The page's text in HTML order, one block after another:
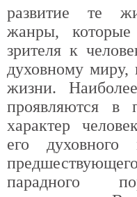
развитие те
жанры,
зрителя к
духовному миру,
жизни.
проявляются в
характер
его
парадного